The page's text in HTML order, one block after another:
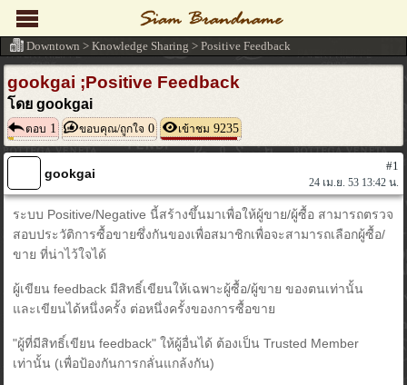
gookgai ;Positive Feedback
โดย gookgai
ตอบ 1 ขอบคุณ/ถูกใจ 0 เข้าชม 9235
gookgai
#1
24 เม.ย. 53 13:42 น.
ระบบ Positive/Negative นี้สร้างขึ้นมาเพื่อให้ผู้ขาย/ผู้ซื้อ สามารถตรวจ
สอบประวัติการซื้อขายซึ่งกันของเพื่อสมาชิกเพื่อจะสามารถเลือกผู้ซื้อ/
ขาย ที่น่าไว้ใจได้
ผู้เขียน feedback มีสิทธิ์เขียนให้เฉพาะผู้ซื้อ/ผู้ขาย ของตนเท่านั้น
และเขียนได้หนึ่งครั้ง ต่อหนึ่งครั้งของการซื้อขาย
"ผู้ที่มีสิทธิ์เขียน feedback" ให้ผู้อื่นได้ ต้องเป็น Trusted Member
เท่านั้น (เพื่อป้องกันการกลั่นแกล้งกัน)
Downtown > Knowledge Sharing > Positive Feedback